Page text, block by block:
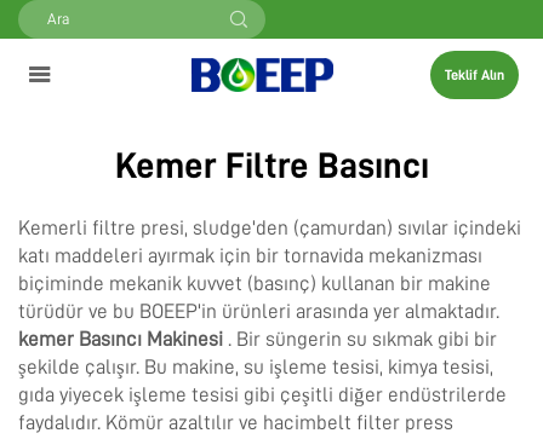
Teklif Alın
Kemer Filtre Basıncı
Kemerli filtre presi, sludge'den (çamurdan) sıvılar içindeki
katı maddeleri ayırmak için bir tornavida mekanizması
biçiminde mekanik kuvvet (basınç) kullanan bir makine
türüdür ve bu BOEEP'in ürünleri arasında yer almaktadır.
kemer Basıncı Makinesi . Bir süngerin su sıkmak gibi bir
şekilde çalışır. Bu makine, su işleme tesisi, kimya tesisi,
gıda yiyecek işleme tesisi gibi çeşitli diğer endüstrilerde
faydalıdır. Kömür azaltılır ve hacimbelt filter press